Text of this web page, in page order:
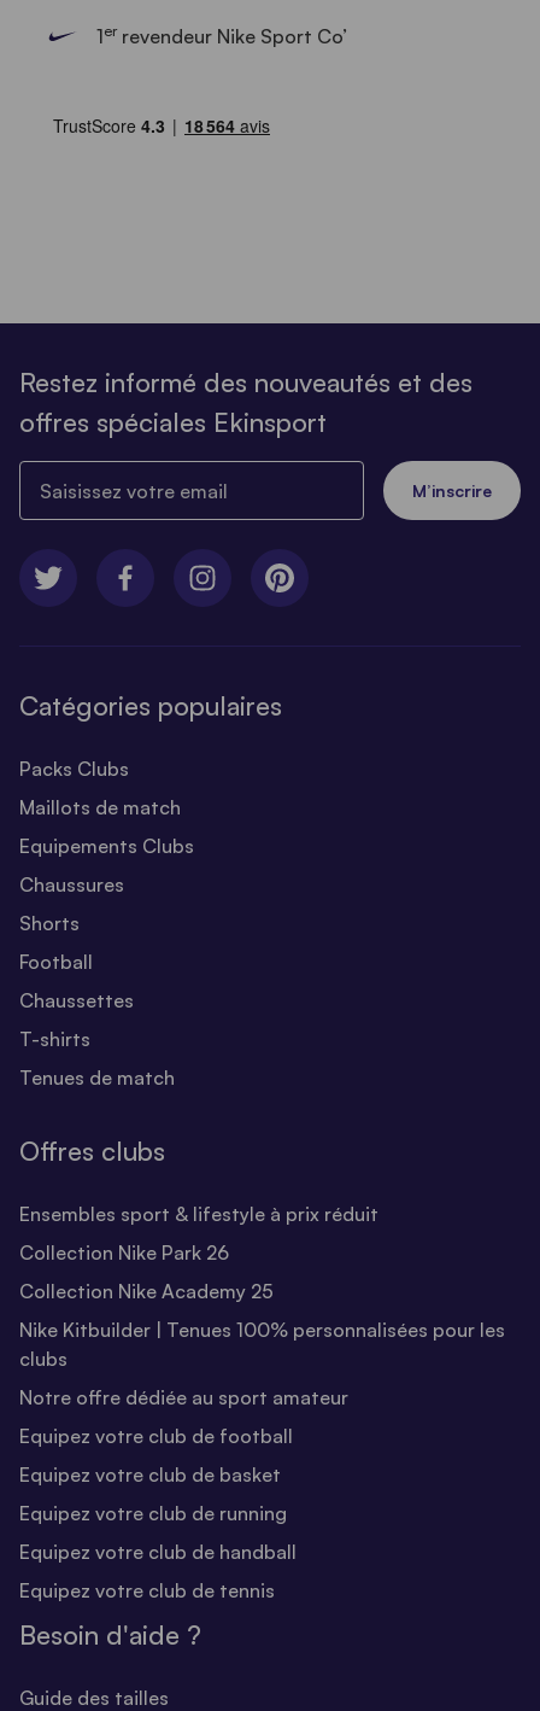
1errevendeur Nike Sport Co’
Restez informé des nouveautés et des
offres spéciales Ekinsport
M’inscrire
Catégories populaires
Packs Clubs
Maillots de match
Equipements Clubs
Chaussures
Shorts
Football
Chaussettes
T-shirts
Tenues de match
Offres clubs
Ensembles sport & lifestyle à prix réduit
Collection Nike Park 26
Collection Nike Academy 25
Nike Kitbuilder | Tenues 100% personnalisées pour les
clubs
Notre offre dédiée au sport amateur
Equipez votre club de football
Equipez votre club de basket
Equipez votre club de running
Equipez votre club de handball
Equipez votre club de tennis
Besoin d'aide ?
Guide des tailles